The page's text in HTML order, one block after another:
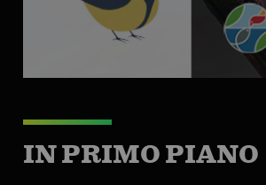
IN PRIMO PIANO